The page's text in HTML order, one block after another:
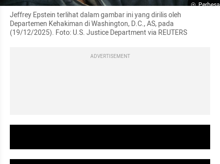
Jeffrey Epstein terlihat dalam gambar ini yang dirilis oleh
Departemen Kehakiman di Washington, D.C., AS, pada
(19/12/2025). Foto: U.S. Justice Department via REUTERS
ADVERTISEMENT